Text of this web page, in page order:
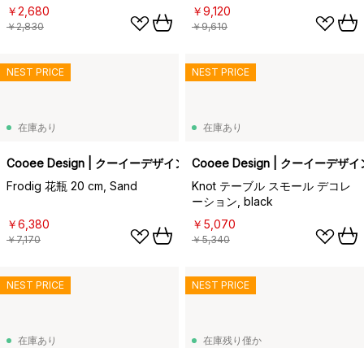
￥2,680
￥2,830
￥9,120
￥9,610
在庫あり
Cooee Design | クーイーデザイン
Frodig 花瓶 20 cm, Sand
￥6,380
￥7,170
NEST PRICE
在庫あり
Cooee Design | クーイーデザイ
Knot テーブル スモール デコレ
ーション, black
￥5,070
￥5,340
NEST PRICE
在庫あり
NEST PRICE
在庫残り僅か
NEST PRICE